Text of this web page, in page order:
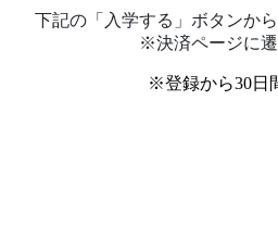
下記の「入学する」ボタンか
※決済ページに
※登録から30日